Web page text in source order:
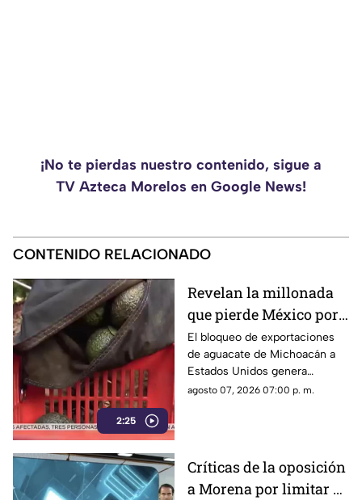
¡No te pierdas nuestro contenido, sigue a
TV Azteca Morelos en Google News!
CONTENIDO RELACIONADO
2:25
Revelan la millonada
que pierde México por
el bloqueo de Estados
Unidos al aguacate de
Michoacán
El bloqueo de exportaciones
de aguacate de Michoacán a
Estados Unidos genera
pérdidas millonarias.
agosto 07, 2026 07:00 p. m.
Críticas de la oposición
a Morena por limitar el